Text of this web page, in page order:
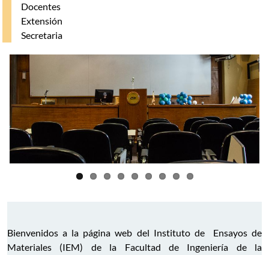
Docentes
Extensión
Secretaria
Bienvenidos a la página web del Instituto de Ensayos de
Materiales (IEM) de la Facultad de Ingeniería de la